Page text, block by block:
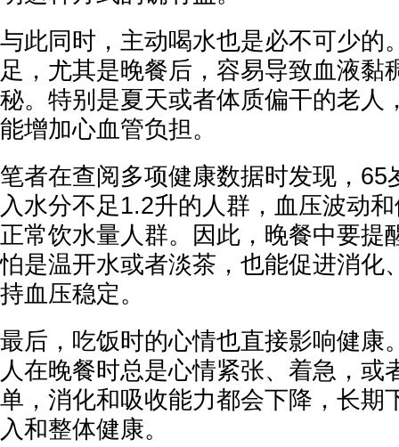
与此同时，主动喝水也是必不可少的
足，尤其是晚餐后，容易导致血液黏
秘。特别是夏天或者体质偏干的老人
能增加心血管负担。
笔者在查阅多项健康数据时发现，65
入水分不足1.2升的人群，血压波动
正常饮水量人群。因此，晚餐中要提
怕是温开水或者淡茶，也能促进消化
持血压稳定。
最后，吃饭时的心情也直接影响健康
人在晚餐时总是心情紧张、着急，或
单，消化和吸收能力都会下降，长期
入和整体健康。